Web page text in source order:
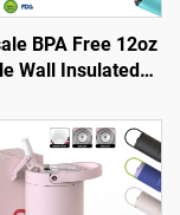
BPA Free 12oz
Wall Insulated
Steel Vacuum
With Customized
Logo